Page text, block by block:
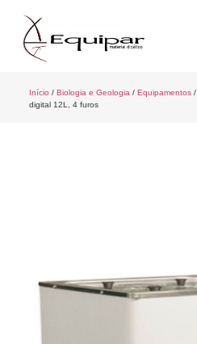
Início / Biologia e Geologia / Equipamentos/
digital 12L, 4 furos